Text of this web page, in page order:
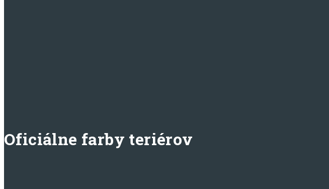
Oficiálne farby teriérov